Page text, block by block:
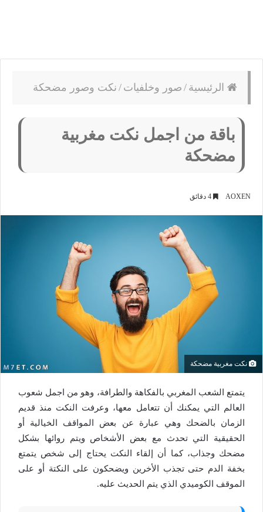
الرئيسية / صور وخلفيات / نكت وصور مضحكة
باقة من اجمل نكت مغربية
مضحكة
AOXEN
نكت مغربية مضحكة
يتمتع الشعب المغربي بالفكاهة والطرافة، وهو من اجمل شعوب
العالم التي يمكنك أن تتعامل معها، وعرفت النكت منذ قديم
الزمان بالضحك وهي عبارة عن بعض المواقف الخيالية أو
الحقيقية التي تحدث مع بعض الأشخاص ويتم روائها بشكل
مضحك وجذاب، كما أن إلقاء النكت يحتاج إلى شخص يتمتع
بخفة الدم حتى تجذب الأخرين ويضحكون على النكتة أو على
الموقف الكوميدي الذي يتم الحديث عليه.